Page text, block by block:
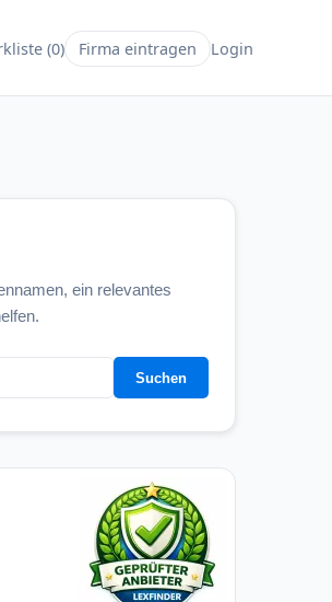
(0) Firma eintragen Login
ein relevantes
Suchen